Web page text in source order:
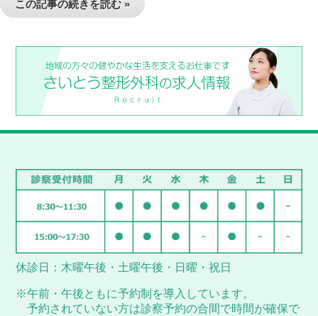
この記事の続きを読む »
休診日：木曜午後・土曜午後・日曜・祝日
※午前・午後ともに予約制を導入しています。
予約されていない方は診察予約の合間で時間が確保で